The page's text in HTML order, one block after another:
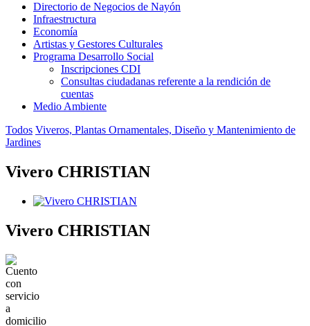
Directorio de Negocios de Nayón
Infraestructura
Economía
Artistas y Gestores Culturales
Programa Desarrollo Social
Inscripciones CDI
Consultas ciudadanas referente a la rendición de
cuentas
Medio Ambiente
Todos Viveros, Plantas Ornamentales, Diseño y Mantenimiento de
Jardines
Vivero CHRISTIAN
Vivero CHRISTIAN